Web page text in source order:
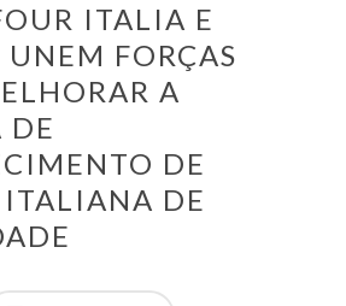
ITALIA E
FORÇAS
A
DE
DE
DE